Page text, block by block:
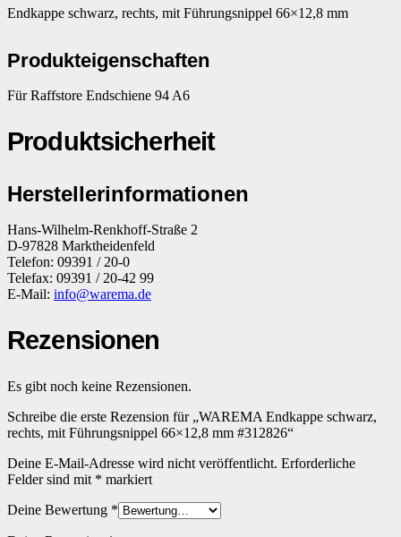
Endkappe schwarz, rechts, mit Führungsnippel 66×12,8 mm
Produkteigenschaften
Für Raffstore Endschiene 94 A6
Produktsicherheit
Herstellerinformationen
Hans-Wilhelm-Renkhoff-Straße 2
D-97828 Marktheidenfeld
Telefon: 09391 / 20-0
Telefax: 09391 / 20-42 99
E-Mail: info@warema.de
Rezensionen
Es gibt noch keine Rezensionen.
Schreibe die erste Rezension für „WAREMA Endkappe schwarz,
rechts, mit Führungsnippel 66×12,8 mm #312826“
Deine E-Mail-Adresse wird nicht veröffentlicht. Erforderliche
Felder sind mit * markiert
Deine Bewertung *